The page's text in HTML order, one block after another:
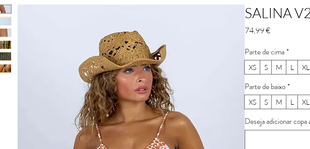
SALINA
74,99 €Preço
Parte de cima*
XS S M L XL
Parte de baixo*
XS S M L XL
Deseja adicionar copa